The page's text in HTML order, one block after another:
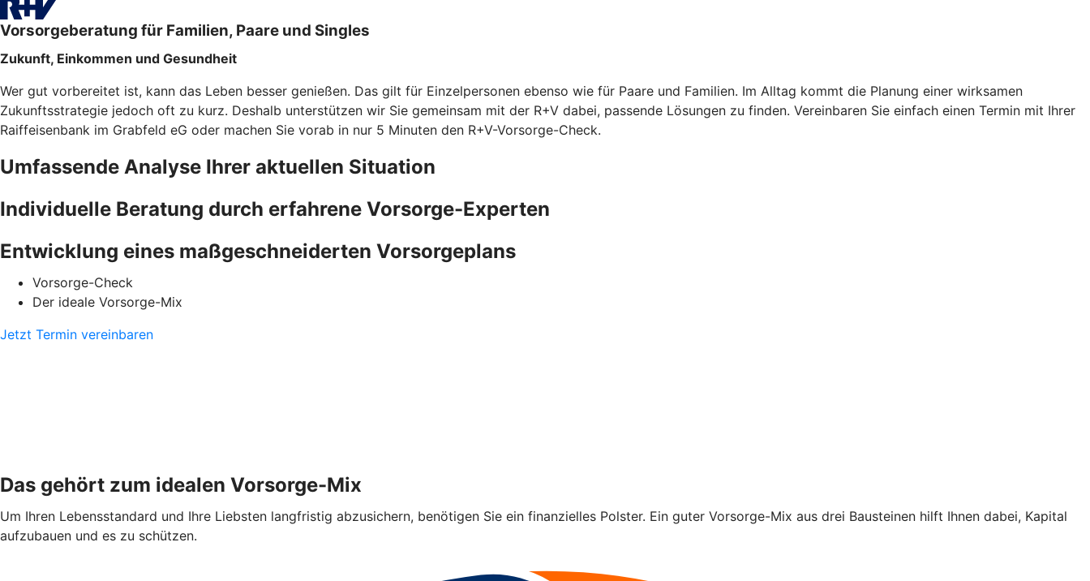
Vorsorgeberatung für Familien, Paare und Singles
Zukunft, Einkommen und Gesundheit
Wer gut vorbereitet ist, kann das Leben besser genießen. Das gilt für Einzelpersonen ebenso wie für Paare und Familien. Im Alltag kommt die Planung einer wirksamen
Zukunftsstrategie jedoch oft zu kurz. Deshalb unterstützen wir Sie gemeinsam mit der R+V dabei, passende Lösungen zu finden. Vereinbaren Sie einfach einen Termin mit Ihrer
Raiffeisenbank im Grabfeld eG oder machen Sie vorab in nur 5 Minuten den R+V-Vorsorge-Check.
Umfassende Analyse Ihrer aktuellen Situation
Individuelle Beratung durch erfahrene Vorsorge-Experten
Entwicklung eines maßgeschneiderten Vorsorgeplans
Vorsorge-Check
Der ideale Vorsorge-Mix
Jetzt Termin vereinbaren
Das gehört zum idealen Vorsorge-Mix
Um Ihren Lebensstandard und Ihre Liebsten langfristig abzusichern, benötigen Sie ein finanzielles Polster. Ein guter Vorsorge-Mix aus drei Bausteinen hilft Ihnen dabei, Kapital
aufzubauen und es zu schützen.